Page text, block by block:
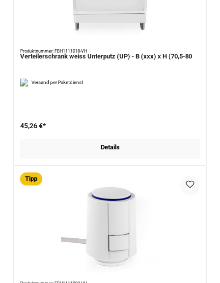
Produktnummer: FBH1111018-VH
Verteilerschrank weiss Unterputz (UP) - B (xxx) x H (70,5-80
Versand per Paketdienst
45,26 €*
Details
Tipp